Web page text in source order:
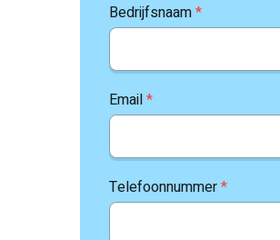
Bedrijfsnaam*
Email*
Telefoonnummer*